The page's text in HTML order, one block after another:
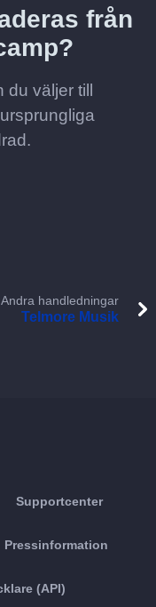
från
väljer till
Andra handledningar
Telmore Musik
Supportcenter
Pressinformation
(API)